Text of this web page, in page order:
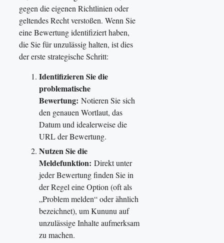
gegen die eigenen Richtlinien oder
geltendes Recht verstoßen. Wenn Sie
eine Bewertung identifiziert haben,
die Sie für unzulässig halten, ist dies
der erste strategische Schritt:
Identifizieren Sie die
problematische
Bewertung: Notieren Sie sich
den genauen Wortlaut, das
Datum und idealerweise die
URL der Bewertung.
Nutzen Sie die
Meldefunktion: Direkt unter
jeder Bewertung finden Sie in
der Regel eine Option (oft als
„Problem melden“ oder ähnlich
bezeichnet), um Kununu auf
unzulässige Inhalte aufmerksam
zu machen.